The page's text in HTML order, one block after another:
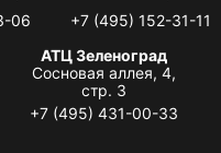
06
+7 (495) 152-31-11
АТЦ Зеленоград
Сосновая аллея, 4,
стр. 3
+7 (495) 431-00-33